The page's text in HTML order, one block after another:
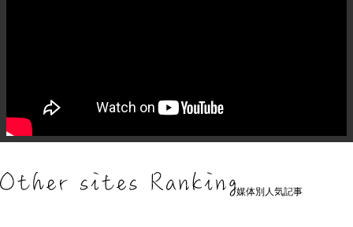
媒体別人気記事